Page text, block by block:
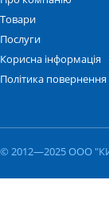
Товари
Послуги
Корисна інформація
Політика повернення
© 2012—2025 ООО